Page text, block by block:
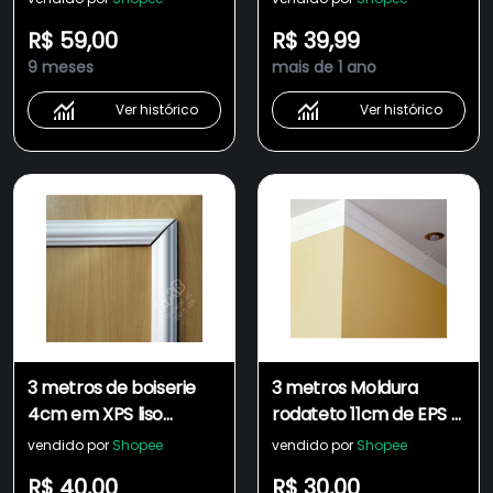
cantoneira ñ gesso
madeira pvc eva
R$ 59,00
9 meses
Ver histórico
rodameio boiserie
cantoneira ñ gesso eva
madeira pvc
xps4mo65
R$ 39,99
mais de 1 ano
Ver histórico
3 metros de boiserie
4cm em XPS liso
moldura p/ guarnição
vendido por Shopee
3 metros Moldura
rodateto 11cm de EPS 2
degraus p/ forro PVC ,
vendido por Shopee